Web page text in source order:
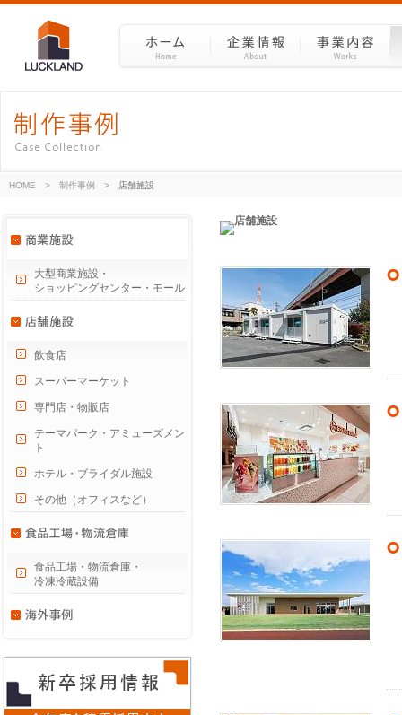
HOME > 制作事例 > 店舗施設
大型商業施設・
ショッピングセンター・モール
飲食店
スーパーマーケット
専門店・物販店
テーマパーク・アミューズメン
ト
ホテル・ブライダル施設
その他（オフィスなど）
食品工場・物流倉庫・
冷凍冷蔵設備